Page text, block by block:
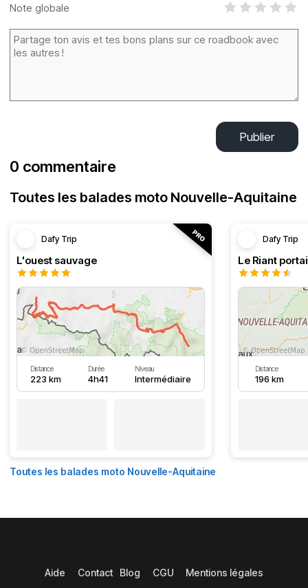
Note globale
Publier
0 commentaire
Toutes les balades moto Nouvelle-Aquitaine
Dafy Trip
L'ouest sauvage
Distance
223 km
Durée
4h41
Niveau
Intermédiaire
Dafy Trip
Le Riant
Distance
196 km
Toutes les balades moto Nouvelle-Aquitaine
Aide Contact Blog CGU Mentions légales